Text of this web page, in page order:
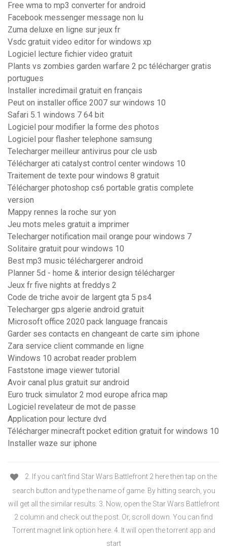
Free wma to mp3 converter for android
Facebook messenger message non lu
Zuma deluxe en ligne sur jeux fr
Vsdc gratuit video editor for windows xp
Logiciel lecture fichier video gratuit
Plants vs zombies garden warfare 2 pc télécharger gratis
portugues
Installer incredimail gratuit en français
Peut on installer office 2007 sur windows 10
Safari 5.1 windows 7 64 bit
Logiciel pour modifier la forme des photos
Logiciel pour flasher telephone samsung
Telecharger meilleur antivirus pour cle usb
Télécharger ati catalyst control center windows 10
Traitement de texte pour windows 8 gratuit
Télécharger photoshop cs6 portable gratis complete
version
Mappy rennes la roche sur yon
Jeu mots meles gratuit a imprimer
Telecharger notification mail orange pour windows 7
Solitaire gratuit pour windows 10
Best mp3 music téléchargerer android
Planner 5d - home & interior design télécharger
Jeux fr five nights at freddys 2
Code de triche avoir de largent gta 5 ps4
Telecharger gps algerie android gratuit
Microsoft office 2020 pack language francais
Garder ses contacts en changeant de carte sim iphone
Zara service client commande en ligne
Windows 10 acrobat reader problem
Faststone image viewer tutorial
Avoir canal plus gratuit sur android
Euro truck simulator 2 mod europe africa map
Logiciel revelateur de mot de passe
Application pour lecture dvd
Télécharger minecraft pocket edition gratuit for windows 10
Installer waze sur iphone
2. If you can’t find Star Wars Battlefront 2 here then tap on the
search button and type the name of game. By hitting search, you
will get all the similar results. 3. Now, open the Star Wars Battlefront
2 column and check out the post. Or, scroll down. You can find
Torrent magnet link option here. 4. It will open the torrent app and
start